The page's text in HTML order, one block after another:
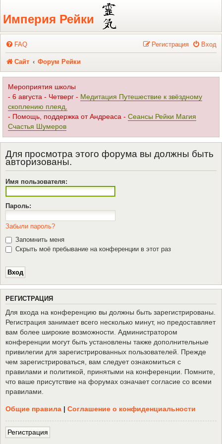
Регистрация
Империя Рейки
FAQ Вход
Регистрация
Сайт Форум Рейки
Мероприятия школы
- 6 августа - Четверг - Медитация Путешествие к звёздному
скоплению плеяд,
- Помощь, поддержка от Андреаса - Сеансы Рейки Магия
Счастья Шумеров
Для просмотра этого форума вы должны быть
авторизованы.
Имя пользователя:
Пароль:
Забыли пароль?
Запомнить меня
Скрыть моё пребывание на конференции в этот раз
РЕГИСТРАЦИЯ
Для входа на конференцию вы должны быть зарегистрированы.
Регистрация занимает всего несколько минут, но предоставляет
вам более широкие возможности. Администратором
конференции могут быть установлены также дополнительные
привилегии для зарегистрированных пользователей. Прежде
чем зарегистрироваться, вам следует ознакомиться с
правилами и политикой, принятыми на конференции. Помните,
что ваше присутствие на форумах означает согласие со всеми
правилами.
Общие правила | Соглашение о конфиденциальности
Регистрация